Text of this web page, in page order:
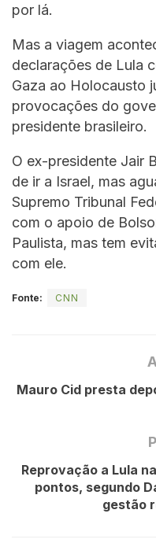
por lá.
Mas a viagem
declarações de Lula
Gaza ao Holocausto
provocações do
presidente brasileiro.
O ex-presidente Jair
de ir a Israel, mas
Supremo Tribunal
com o apoio de
Paulista, mas tem
com ele.
Fonte: CNN
Mauro Cid presta
Reprovação a Lula
pontos, segundo
gestão